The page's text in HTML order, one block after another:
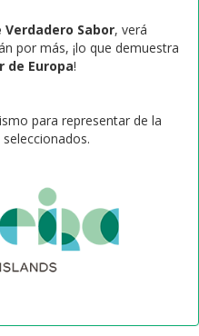
Verdadero Sabor, verá
por más, ¡lo que demuestra
de Europa!
para representar de la